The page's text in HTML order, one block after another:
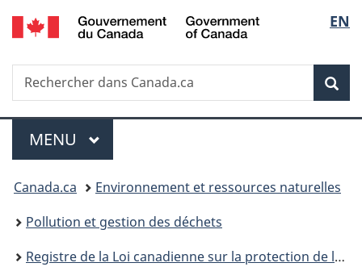
Passer
au
principal
Passer
à
Au
du
Passer
à
version
simplifiée
de
la
EN
Recherche
Rechercher
dans
Menu
MENU PRINCIPAL
Vous
êtes
ici :
Canada.ca
Environnement et ressources naturelles
Pollution et gestion des déchets
Registre de la Loi canadienne sur la protection de l’environnement